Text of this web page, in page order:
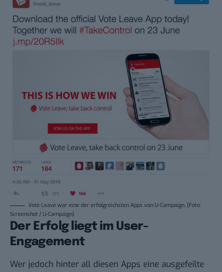
Vote Leave war eine der erfolgreichsten Apps von U-Campaign. (Foto:
Screenshot / U-Campaign)
Der Erfolg liegt im User-
Engagement
Wer jedoch hinter all diesen Apps eine ausgefeilte